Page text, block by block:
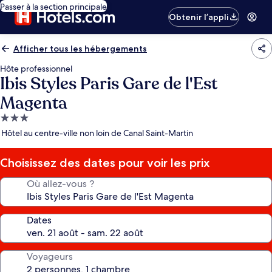
Passer à la section principale
Obtenir l’appli
Afficher tous les hébergements
Hôte professionnel
Ibis Styles Paris Gare de l'Est
Magenta
Hébergement
3.0 étoiles
Hôtel au centre-ville non loin de Canal Saint-Martin
Choisissez des dates pour voir les prix
Où allez-vous ?
Dates
Voyageurs